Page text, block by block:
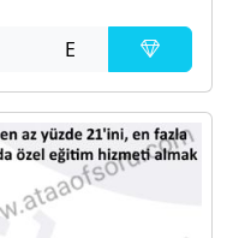
E